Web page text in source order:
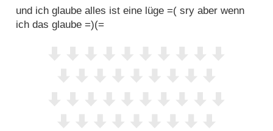
und ich glaube alles ist eine lüge =( sry aber wenn
ich das glaube =)(=